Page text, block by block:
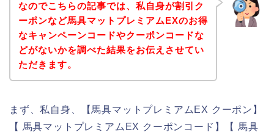
なのでこちらの記事では、私自身が割引ク
ーポンなど馬具マットプレミアムEXのお得
なキャンペーンコードやクーポンコードな
どがないかを調べた結果をお伝えさせてい
ただきます。
まず、私自身、【馬具マットプレミアムEX クーポン】
【 馬具マットプレミアムEX クーポンコード】【 馬具